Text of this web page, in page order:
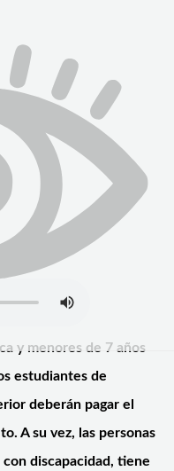
y menores de 7 años
estudiantes de
deberán pagar el
A su vez, las personas
discapacidad, tiene